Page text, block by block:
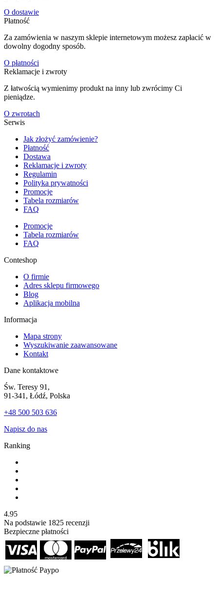
O dostawie
Płatność
Za zamówienia w naszym sklepie internetowym możesz zapłacić w
dowolny dogodny sposób.
O płatności
Reklamacje i zwroty
Z łatwością wymienimy produkt na inny lub zwrócimy Ci
pieniądze.
O zwrotach
Serwis
Jak złożyć zamówienie?
Płatność
Dostawa
Reklamacje i zwroty
Regulamin
Polityka prywatności
Promocje
Tabela rozmiarów
FAQ
Promocje
Tabela rozmiarów
FAQ
Conteshop
O firmie
Adres sklepu firmowego
Blog
Aplikacja mobilna
Informacja
Mapa strony
Wyszukiwanie zaawansowane
Kontakt
Dane kontaktowe
Św. Teresy 91,
91-341, Łódź, Polska
+48 500 503 636
Napisz do nas
Ranking
4.95
Na podstawie 1825 recenzji
Bezpieczne płatności